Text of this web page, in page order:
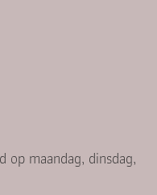
op maandag, dinsdag,